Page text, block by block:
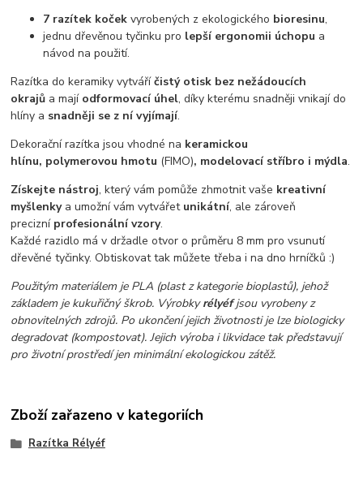
7 razítek kočekvyrobených z ekologického bioresinu,
jednu dřevěnou tyčinku pro lepší ergonomii úchopu a
návod na použití.
Razítka do keramiky vytváříčistý otisk bez nežádoucích
okrajů a mají odformovací úhel, díky kterému snadněji vnikají do
hlíny a snadněji se z ní vyjímají.
Dekorační razítka jsou vhodné na keramickou
hlínu, polymerovou hmotu (FIMO), modelovací stříbro i mýdla.
Získejte nástroj, který vám pomůže zhmotnit vaše kreativní
myšlenkya umožní vám vytvářet unikátní, ale zároveň
precizní profesionální vzory.
Každé razidlo má v držadle otvor o průměru 8 mm pro vsunutí
dřevěné tyčinky. Obtiskovat tak můžete třeba i na dno hrníčků :)
Použitým materiálem je PLA (plast z kategorie bioplastů), jehož
základem je kukuřičný škrob. Výrobkyrélyéf jsou vyrobeny z
obnovitelných zdrojů. Po ukončení jejich životnosti je lze biologicky
degradovat (kompostovat). Jejich výroba i likvidace tak představují
pro životní prostředí jen minimální ekologickou zátěž.
Zboží zařazeno v kategoriích
Razítka Rélyéf